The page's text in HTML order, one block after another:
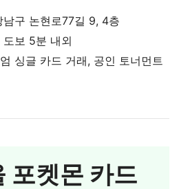
남구 논현로77길 9, 4층
도보 5분 내외
싱글 카드 거래, 공인 토너먼트
켓몬 카드